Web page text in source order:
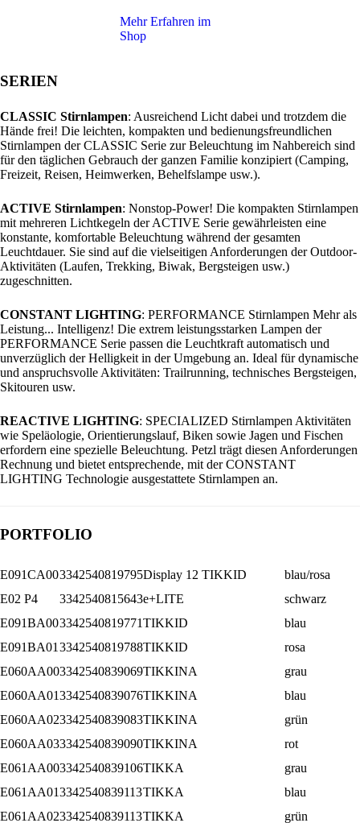
Mehr Erfahren im
Shop
SERIEN
CLASSIC Stirnlampen: Ausreichend Licht dabei und trotzdem die
Hände frei! Die leichten, kompakten und bedienungsfreundlichen
Stirnlampen der CLASSIC Serie zur Beleuchtung im Nahbereich sind
für den täglichen Gebrauch der ganzen Familie konzipiert (Camping,
Freizeit, Reisen, Heimwerken, Behelfslampe usw.).
ACTIVE Stirnlampen: Nonstop-Power! Die kompakten Stirnlampen
mit mehreren Lichtkegeln der ACTIVE Serie gewährleisten eine
konstante, komfortable Beleuchtung während der gesamten
Leuchtdauer. Sie sind auf die vielseitigen Anforderungen der Outdoor-
Aktivitäten (Laufen, Trekking, Biwak, Bergsteigen usw.)
zugeschnitten.
CONSTANT LIGHTING: PERFORMANCE Stirnlampen Mehr als
Leistung... Intelligenz! Die extrem leistungsstarken Lampen der
PERFORMANCE Serie passen die Leuchtkraft automatisch und
unverzüglich der Helligkeit in der Umgebung an. Ideal für dynamische
und anspruchsvolle Aktivitäten: Trailrunning, technisches Bergsteigen,
Skitouren usw.
REACTIVE LIGHTING: SPECIALIZED Stirnlampen Aktivitäten
wie Speläologie, Orientierungslauf, Biken sowie Jagen und Fischen
erfordern eine spezielle Beleuchtung. Petzl trägt diesen Anforderungen
Rechnung und bietet entsprechende, mit der CONSTANT
LIGHTING Technologie ausgestattete Stirnlampen an.
PORTFOLIO
E091CA003342540819795Display 12 TIKKID
blau/rosa
E02 P4
3342540815643e+LITE
schwarz
E091BA003342540819771TIKKID
blau
E091BA01 3342540819788TIKKID
rosa
E060AA003342540839069TIKKINA
grau
E060AA013342540839076TIKKINA
blau
E060AA023342540839083TIKKINA
grün
E060AA033342540839090TIKKINA
rot
E061AA003342540839106TIKKA
grau
E061AA013342540839113TIKKA
blau
E061AA023342540839113TIKKA grün